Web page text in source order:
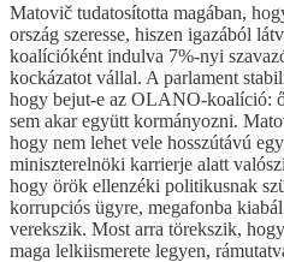
Matovič tudatosította magában,
ország szeresse, hiszen igazából
koalícióként indulva 7%-nyi
kockázatot vállal. A parlament
hogy bejut-e az OLANO-koalíció:
sem akar együtt kormányozni.
hogy nem lehet vele hosszútávú
miniszterelnöki karrierje alatt
hogy örök ellenzéki politikusnak
korrupciós ügyre, megafonba
verekszik. Most arra törekszik,
maga lelkiismerete legyen,